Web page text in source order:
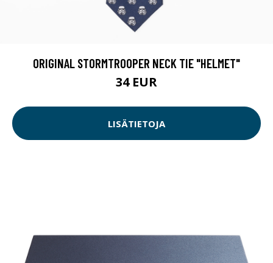
ORIGINAL STORMTROOPER NECK TIE "HELMET"
34 EUR
LISÄTIETOJA